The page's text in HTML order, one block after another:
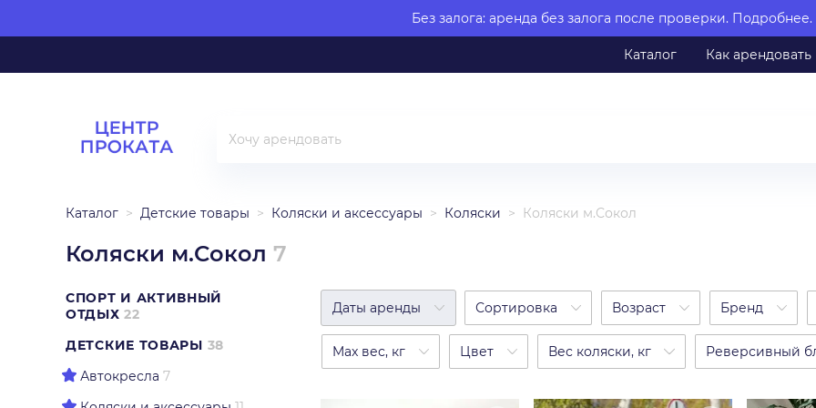
Без залога: аренда без залога после проверки. Подробнее.
Каталог Как арендовать
Каталог Детские товары Коляски и аксессуары Коляски Коляски м.Сокол
Коляски м.Сокол 7
СПОРТ И АКТИВНЫЙ
ОТДЫХ 22
ДЕТСКИЕ ТОВАРЫ 38
Автокресла 7
Даты аренды Сортировка Возраст Бренд
Max вес, кг Цвет Вес коляски, кг Реверсивный